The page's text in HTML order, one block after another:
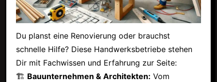
Du planst eine Renovierung oder brauchst
schnelle Hilfe? Diese Handwerksbetriebe stehen
Dir mit Fachwissen und Erfahrung zur Seite:
🏗 Bauunternehmen & Architekten: Vom